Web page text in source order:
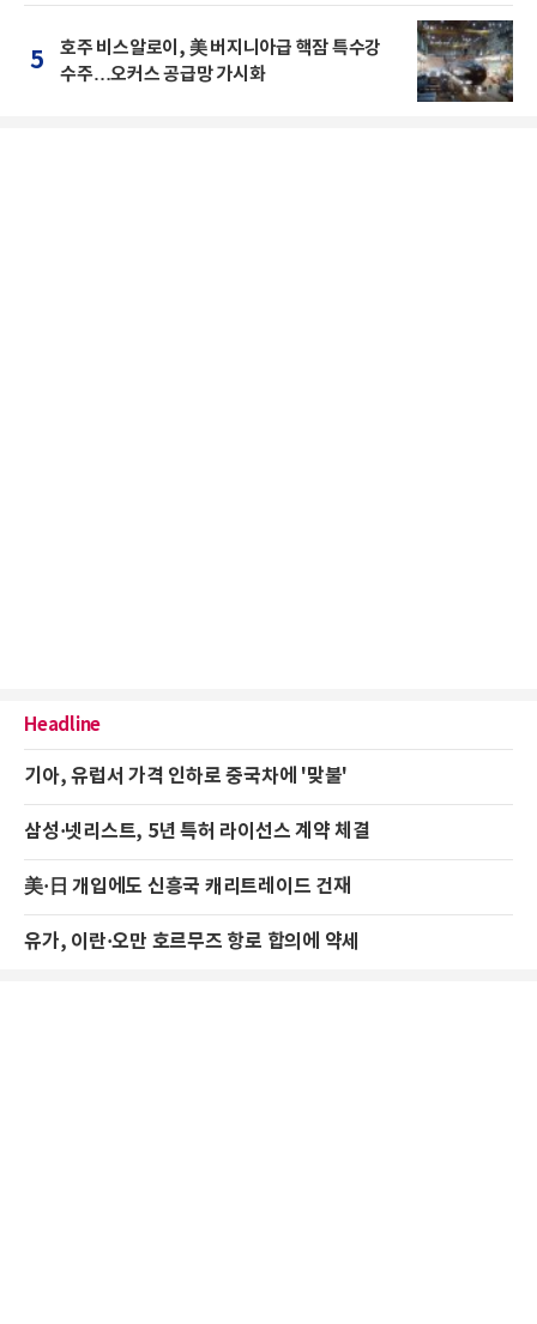
5
호주 비스알로이, 美 버지니아급 핵잠 특수강
수주…오커스 공급망 가시화
Headline
기아, 유럽서 가격 인하로 중국차에 '맞불'
삼성·넷리스트, 5년 특허 라이선스 계약 체결
美·日 개입에도 신흥국 캐리트레이드 건재
유가, 이란·오만 호르무즈 항로 합의에 약세